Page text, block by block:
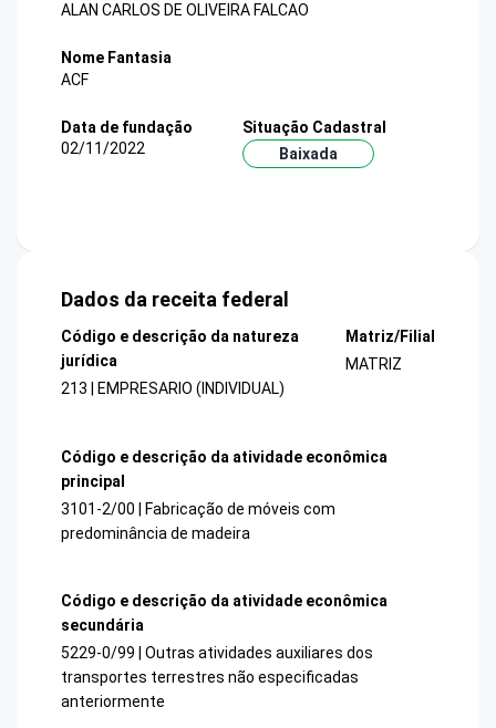
ALAN CARLOS DE OLIVEIRA FALCAO
Nome Fantasia
ACF
Data de fundação
02/11/2022
Situação Cadastral
Baixada
Dados da receita federal
Código e descrição da natureza
jurídica
213 | EMPRESARIO (INDIVIDUAL)
Matriz/Filial
MATRIZ
Código e descrição da atividade econômica
principal
3101-2/00 | Fabricação de móveis com
predominância de madeira
Código e descrição da atividade econômica
secundária
5229-0/99 | Outras atividades auxiliares dos
transportes terrestres não especificadas
anteriormente